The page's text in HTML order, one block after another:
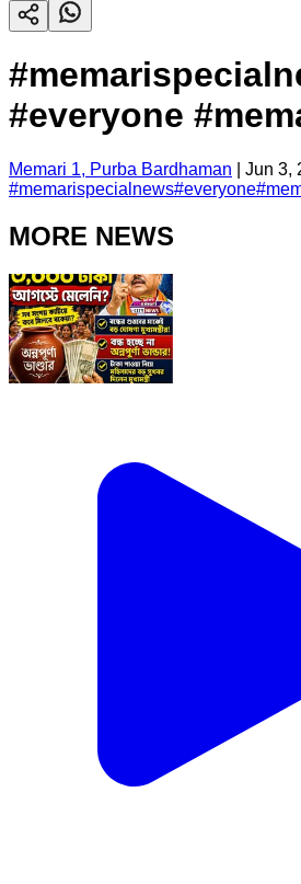
#everyone
Memari 1, Purba Bardhaman
Jun 3,
#memarispecialnews#everyone#
MORE NEWS